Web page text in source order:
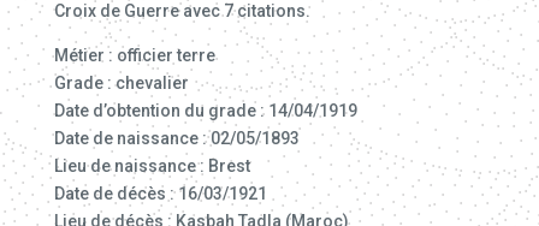
Croix de Guerre avec 7 citations.
Métier : officier terre
Grade : chevalier
Date d’obtention du grade : 14/04/1919
Date de naissance : 02/05/1893
Lieu de naissance : Brest
Date de décès : 16/03/1921
Lieu de décès : Kasbah Tadla (Maroc)